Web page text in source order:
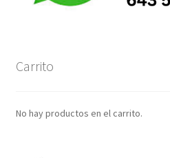
Carrito
No hay productos en el carrito.